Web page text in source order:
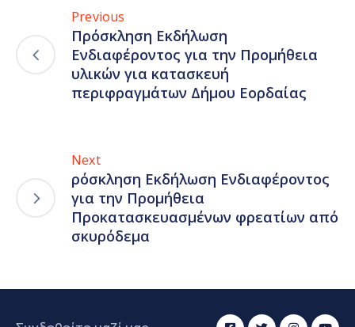
Previous
Πρόσκληση Εκδήλωση
Ενδιαφέροντος για την Προμήθεια
υλικών για κατασκευή
περιφραγμάτων Δήμου Εορδαίας
Next
ρόσκληση Εκδήλωση Ενδιαφέροντος
για την Προμήθεια
Προκατασκευασμένων φρεατίων από
σκυρόδεμα